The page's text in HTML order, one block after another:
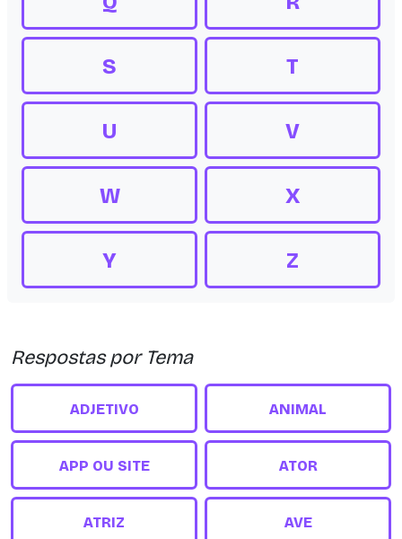
S T
U V
W X
Y Z
Respostas por Tema
ADJETIVO ANIMAL
APP OU SITE ATOR
ATRIZ AVE